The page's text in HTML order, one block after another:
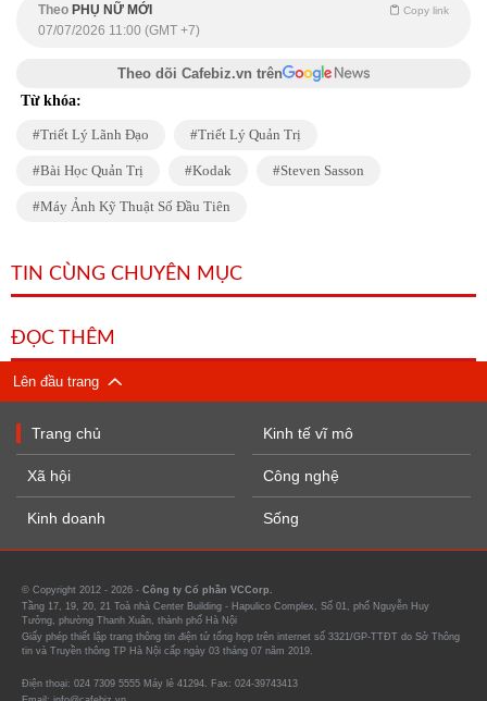
Theo PHỤ NỮ MỚI Copy link
07/07/2026 11:00 (GMT +7)
Theo dõi Cafebiz.vn trên
Từ khóa:
Triết Lý Lãnh Đạo Triết Lý Quản Trị
Bài Học Quản Trị Kodak Steven Sasson
Máy Ảnh Kỹ Thuật Số Đầu Tiên
TIN CÙNG CHUYÊN MỤC
ĐỌC THÊM
Lên đầu trang
Trang chủ
Xã hội
Kinh doanh
Kinh tế vĩ mô
Công nghệ
Sống
© Copyright 2012 - 2026 - Công ty Cổ phần VCCorp.
Tầng 17, 19, 20, 21 Toà nhà Center Building - Hapulico Complex, Số 01, phố Nguyễn Huy
Tưởng, phường Thanh Xuân, thành phố Hà Nội
Giấy phép thiết lập trang thông tin điện tử tổng hợp trên internet số 3321/GP-TTĐT do Sở Thông
tin và Truyền thông TP Hà Nội cấp ngày 03 tháng 07 năm 2019.
Điện thoại: 024 7309 5555 Máy lẻ 41294. Fax: 024-39743413